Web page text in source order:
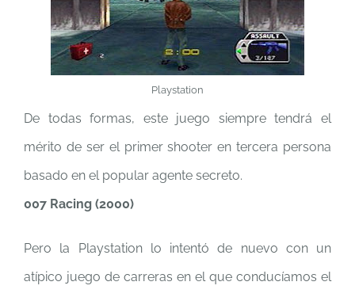
Playstation
De todas formas, este juego siempre tendrá el
mérito de ser el primer shooter en tercera persona
basado en el popular agente secreto.
007 Racing (2000)
Pero la Playstation lo intentó de nuevo con un
atípico juego de carreras en el que conducíamos el